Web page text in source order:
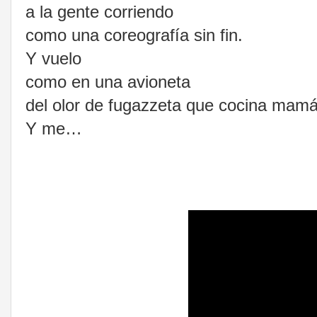
a la gente corriendo
como una coreografía sin fin.
Y vuelo
como en una avioneta
del olor de fugazzeta que cocina
Y me…